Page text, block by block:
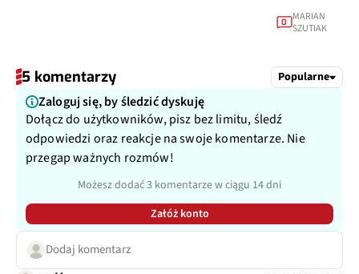
0
MARIAN
SZUTIAK
5 komentarzy Popularne
Zaloguj się, by śledzić dyskuję
Dołącz do użytkowników, pisz bez limitu, śledź
odpowiedzi oraz reakcje na swoje komentarze. Nie
przegap ważnych rozmów!
Możesz dodać 3 komentarze w ciągu 14 dni
Załóż konto
Dodaj komentarz